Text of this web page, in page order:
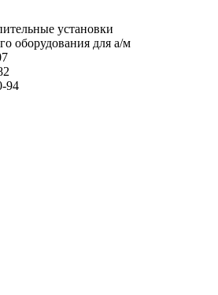
установки
оборудования для а/м
94